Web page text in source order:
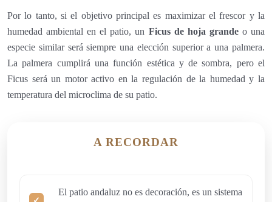
Por lo tanto, si el objetivo principal es maximizar el frescor y la
humedad ambiental en el patio, un Ficus de hoja grandeo una
especie similar será siempre una elección superior a una palmera.
La palmera cumplirá una función estética y de sombra, pero el
Ficus será un motor activo en la regulación de la humedad y la
temperatura del microclima de su patio.
A RECORDAR
El patio andaluz no es decoración, es un sistema